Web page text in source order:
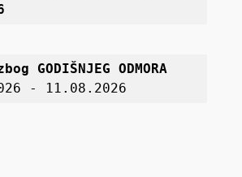
GODIŠNJEG ODMORA
- 11.08.2026